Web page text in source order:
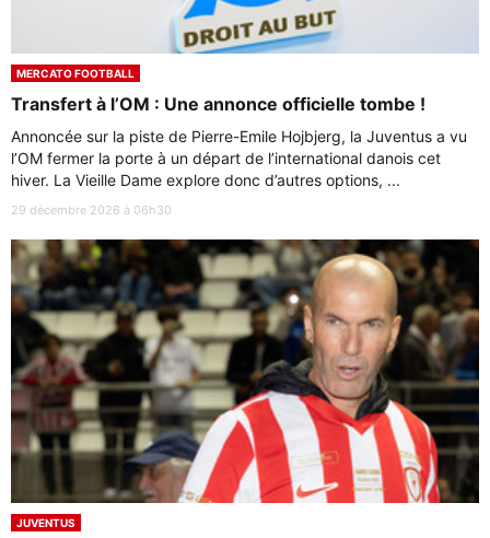
MERCATO FOOTBALL
Transfert à l’OM : Une annonce officielle tombe !
Annoncée sur la piste de Pierre-Emile Hojbjerg, la Juventus a vu
l’OM fermer la porte à un départ de l’international danois cet
hiver. La Vieille Dame explore donc d’autres options, ...
29 décembre 2026 à 06h30
JUVENTUS